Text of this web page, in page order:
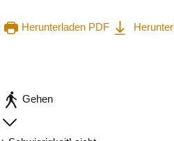
Herunterladen PDF
Gehen